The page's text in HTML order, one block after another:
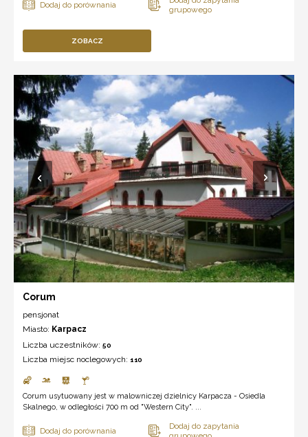
ZOBACZ
Corum
pensjonat
Miasto: Karpacz
Liczba uczestników: 50
Liczba miejsc noclegowych: 110
Corum usytuowany jest w malowniczej dzielnicy Karpacza - Osiedla
Skalnego, w odległości 700 m od "Western City". ...